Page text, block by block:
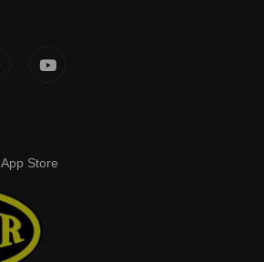
App Store